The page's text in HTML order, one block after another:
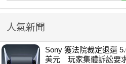
人氣新聞
Sony 獲法院裁定退還
美元 玩家集體訴訟要